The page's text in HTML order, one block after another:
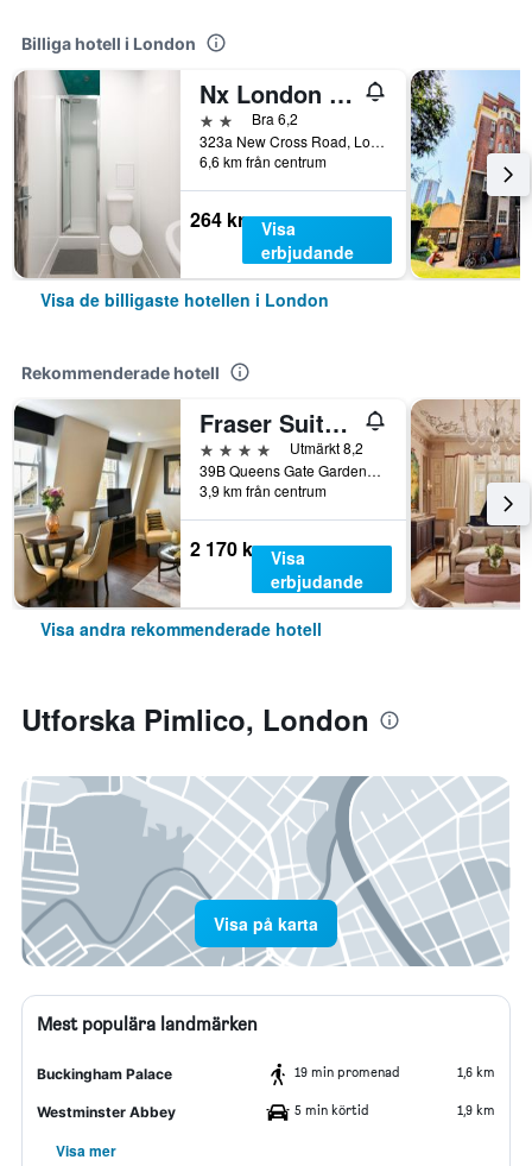
Billiga hotell i London
Nx London Hostel
2 stjärnorBra 6,2
323a New Cross Road, London, Storbritannien
6,6 km från centrum
264 kr
Visa
erbjudande
Visa de billigaste hotellen i London
Rekommenderade hotell
Fraser Suites Queens Gate
4 stjärnor
Utmärkt 8,2
39B Queens Gate Gardens, London, Storbritannien
3,9 km från centrum
2 170 kr Visa
erbjudande
Visa andra rekommenderade hotell
Utforska Pimlico, London
Visa på karta
Mest populära landmärken
Buckingham Palace 19 min promenad 1,6 km
Westminster Abbey 5 min körtid 1,9 km
Visa mer